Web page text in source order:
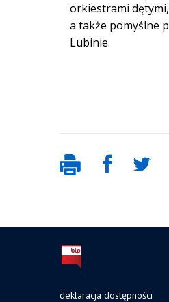
orkiestrami
a także pomyślne
Lubinie.
deklaracja dostępności